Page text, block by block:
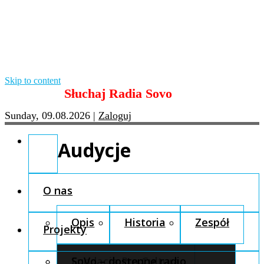
Skip to content
Słuchaj Radia Sovo
Sunday, 09.08.2026 | Zaloguj
O nas
Opis Historia Zespół
Fundacja Pro Cultura
Projekty
SoVo – dostępne radio
Audycje